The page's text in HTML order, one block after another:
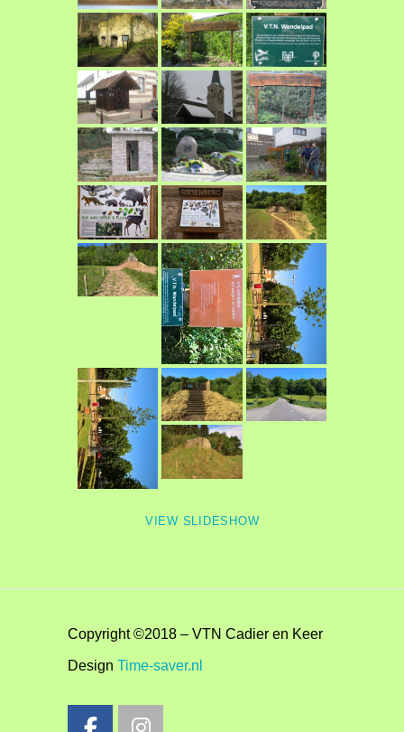
VIEW SLIDESHOW
Copyright ©2018 – VTN Cadier en Keer
DesignTime-saver.nl